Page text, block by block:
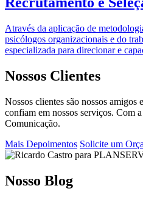
Através da aplicação de
psicólogos organizacionais e do
especializada para direcionar e
Nossos Clientes
Nossos clientes são nossos amigos
confiam em nossos serviços. Com
Comunicação.
Mais Depoimentos Solicite um
Nosso Blog